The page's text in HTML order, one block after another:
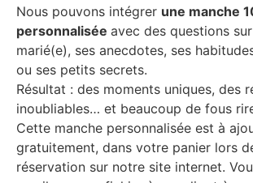
Nous pouvons intégrer une manche
personnalisée avec des questions
marié(e), ses anecdotes, ses
ou ses petits secrets.
Résultat : des moments uniques, des
inoubliables… et beaucoup de fous
Cette manche personnalisée est à
gratuitement, dans votre panier lors
réservation sur notre site internet.